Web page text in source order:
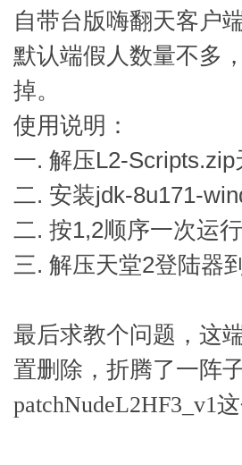
自带台版嗨翻天客户
默认端假人数量不多
掉。
使用说明：
一. 解压L2-
二. 安装jdk-8u171-
二. 按1,2顺序一次运
三. 解压天堂2登陆器
最后求教个问题，这
置删除，折腾了一阵
patchNudeL2HF3_v1